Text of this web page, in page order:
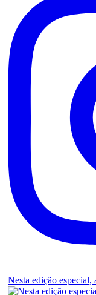
Nesta edição especial,